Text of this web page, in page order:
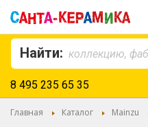
Найти:
8 495 235 65 35
Главная Каталог Mainzu